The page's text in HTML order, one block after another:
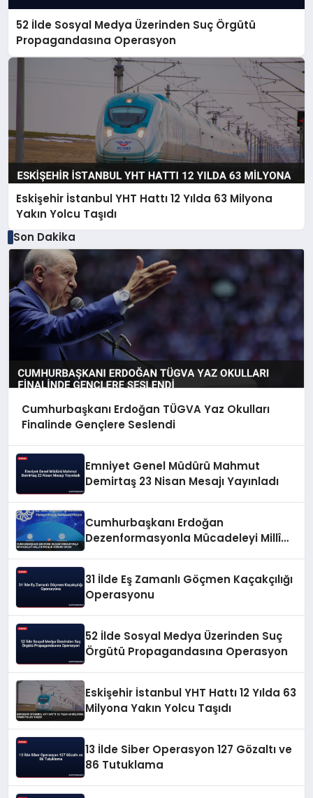
52 İlde Sosyal Medya Üzerinden Suç Örgütü
Propagandasına Operasyon
Eskişehir İstanbul YHT Hattı 12 Yılda 63 Milyona
Yakın Yolcu Taşıdı
Son Dakika
Cumhurbaşkanı Erdoğan TÜGVA Yaz Okulları
Finalinde Gençlere Seslendi
Emniyet Genel Müdürü Mahmut
Demirtaş 23 Nisan Mesajı Yayınladı
Cumhurbaşkanı Erdoğan
Dezenformasyonla Mücadeleyi Millî
31 İlde Eş Zamanlı Göçmen Kaçakçılığı
Operasyonu
52 İlde Sosyal Medya Üzerinden Suç
Örgütü Propagandasına Operasyon
Eskişehir İstanbul YHT Hattı 12 Yılda 63
Milyona Yakın Yolcu Taşıdı
13 İlde Siber Operasyon 127 Gözaltı ve
86 Tutuklama